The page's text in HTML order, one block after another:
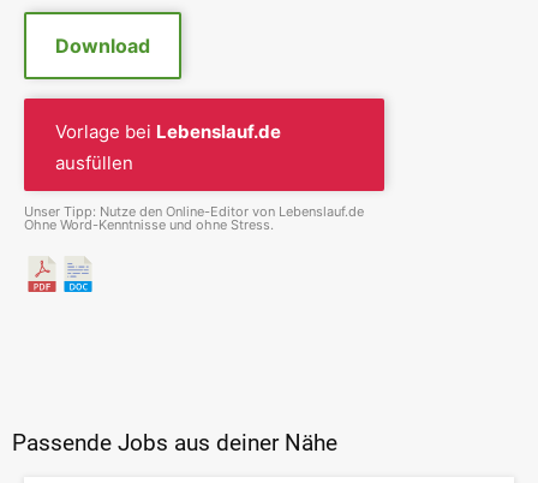
Download
Vorlage bei Lebenslauf.de
ausfüllen
Unser Tipp: Nutze den Online-Editor von Lebenslauf.de
Ohne Word-Kenntnisse und ohne Stress.
Passende Jobs aus deiner Nähe